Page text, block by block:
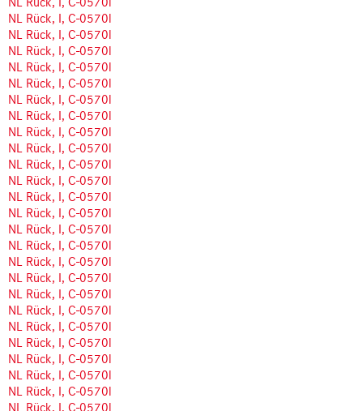
NL Rück, I, C-0570l
NL Rück, I, C-0570l
NL Rück, I, C-0570l
NL Rück, I, C-0570l
NL Rück, I, C-0570l
NL Rück, I, C-0570l
NL Rück, I, C-0570l
NL Rück, I, C-0570l
NL Rück, I, C-0570l
NL Rück, I, C-0570l
NL Rück, I, C-0570l
NL Rück, I, C-0570l
NL Rück, I, C-0570l
NL Rück, I, C-0570l
NL Rück, I, C-0570l
NL Rück, I, C-0570l
NL Rück, I, C-0570l
NL Rück, I, C-0570l
NL Rück, I, C-0570l
NL Rück, I, C-0570l
NL Rück, I, C-0570l
NL Rück, I, C-0570l
NL Rück, I, C-0570l
NL Rück, I, C-0570l
NL Rück, I, C-0570l